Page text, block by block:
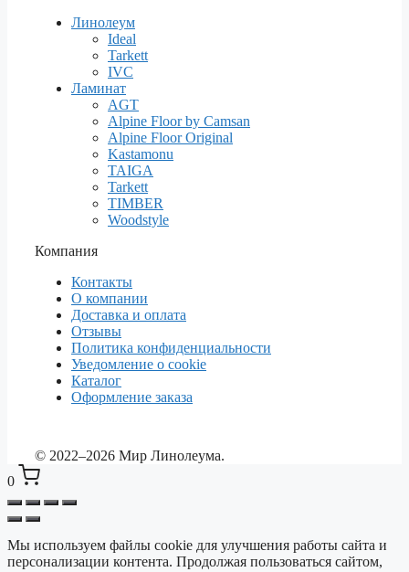
Линолеум
Ideal
Tarkett
IVC
Ламинат
AGT
Alpine Floor by Camsan
Alpine Floor Original
Kastamonu
TAIGA
Tarkett
TIMBER
Woodstyle
Компания
Контакты
О компании
Доставка и оплата
Отзывы
Политика конфиденциальности
Уведомление о cookie
Каталог
Оформление заказа
© 2022–2026 Мир Линолеума.
0
Выберите ваш город
Сейчас: Барнаул
✕
Мы используем файлы cookie для улучшения работы сайта и
персонализации контента. Продолжая пользоваться сайтом,